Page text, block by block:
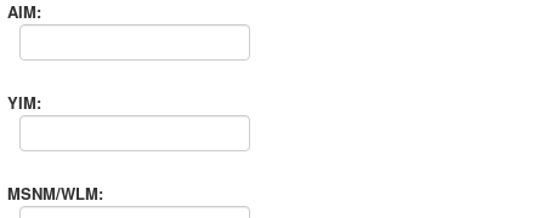
AIM:
YIM:
MSNM/WLM: